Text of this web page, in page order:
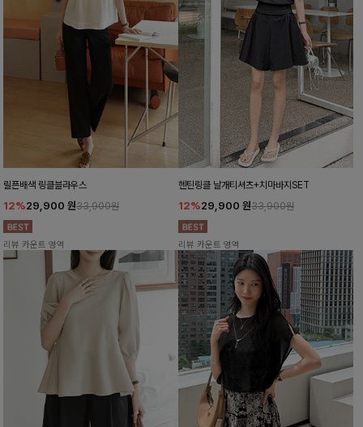
릴픈배색 링클블라우스
12%29,900 원33,900원
리뷰 카운트 영역
헨틴링클 날개티셔츠+치마바지SET
12%29,900 원33,900원
리뷰 카운트 영역